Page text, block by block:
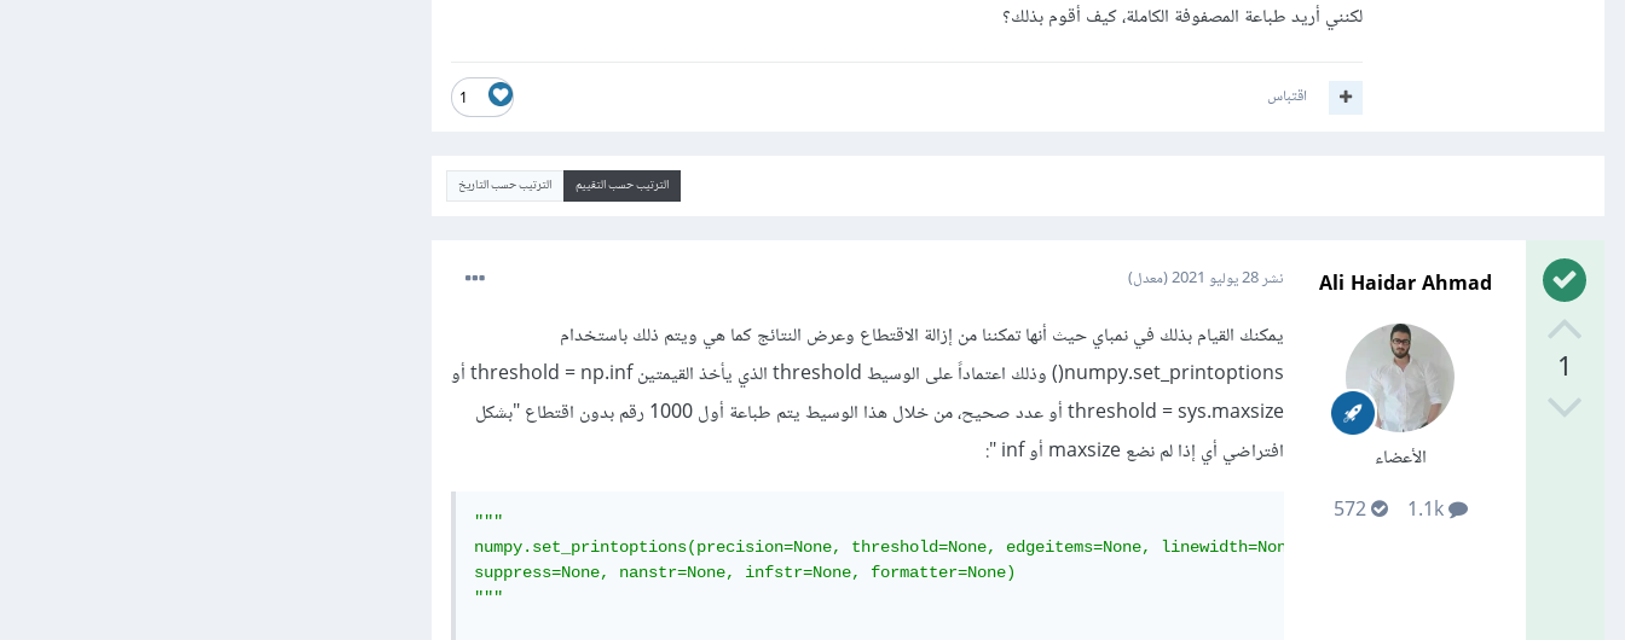
لكنني أريد طباعة المصفوفة الكاملة، كيف أقوم بذلك؟
1 اقتباس
الترتيب حسب التقييم الترتيب حسب التاريخ
1
Ali Haidar Ahmad
الأعضاء
1.1k
572
نشر28 يوليو 2021 (معدل)
يمكنك القيام بذلك في نمباي حيث أنها تمكننا من إزالة الاقتطاع وعرض النتائج كما هي ويتم ذلك باستخدام
numpy.set_printoptions() وذلك اعتماداً على الوسيط threshold الذي يأخذ القيمتين threshold = np.inf أو
threshold = sys.maxsize أو عدد صحيح، من خلال هذا الوسيط يتم طباعة أول 1000 رقم بدون اقتطاع "بشكل
افتراضي أي إذا لم نضع maxsize أو inf ":
"""
numpy.set_printoptions(precision=None, threshold=None, edgeitems=None, linewidth=None,
suppress=None, nanstr=None, infstr=None, formatter=None)
"""